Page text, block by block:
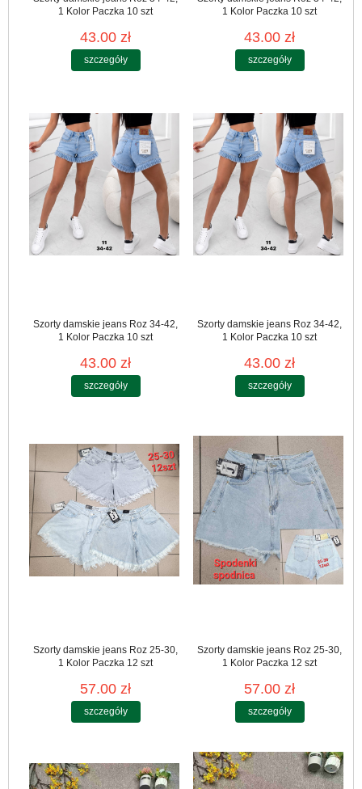
1 Kolor Paczka 10 szt
43.00 zł
szczegóły
1 Kolor Paczka 10 szt
43.00 zł
szczegóły
Szorty damskie jeans Roz 34-42,
1 Kolor Paczka 10 szt
43.00 zł
szczegóły
Szorty damskie jeans Roz 34-42,
1 Kolor Paczka 10 szt
43.00 zł
szczegóły
Szorty damskie jeans Roz 25-30,
1 Kolor Paczka 12 szt
57.00 zł
szczegóły
Szorty damskie jeans Roz 25-30,
1 Kolor Paczka 12 szt
57.00 zł
szczegóły